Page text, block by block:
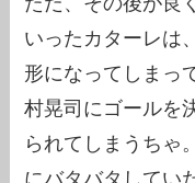
いったカターレは
形になってしまっ
村晃司にゴールを
られてしまうちゃ
にバタバタしてい